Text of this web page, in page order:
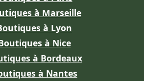
à Marseille
à Lyon
à Nice
à Bordeaux
à Nantes